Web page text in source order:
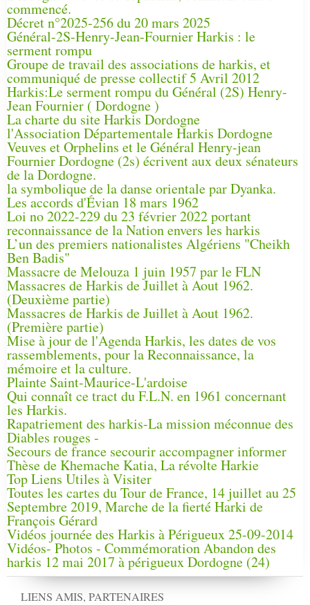
commencé.
Décret n°2025-256 du 20 mars 2025
Général-2S-Henry-Jean-Fournier Harkis : le
serment rompu
Groupe de travail des associations de harkis, et
communiqué de presse collectif 5 Avril 2012
Harkis:Le serment rompu du Général (2S) Henry-
Jean Fournier ( Dordogne )
La charte du site Harkis Dordogne
l'Association Départementale Harkis Dordogne
Veuves et Orphelins et le Général Henry-jean
Fournier Dordogne (2s) écrivent aux deux sénateurs
de la Dordogne.
la symbolique de la danse orientale par Dyanka.
Les accords d'Évian 18 mars 1962
Loi no 2022-229 du 23 février 2022 portant
reconnaissance de la Nation envers les harkis
L’un des premiers nationalistes Algériens "Cheikh
Ben Badis"
Massacre de Melouza 1 juin 1957 par le FLN
Massacres de Harkis de Juillet à Aout 1962.
(Deuxième partie)
Massacres de Harkis de Juillet à Aout 1962.
(Première partie)
Mise à jour de l'Agenda Harkis, les dates de vos
rassemblements, pour la Reconnaissance, la
mémoire et la culture.
Plainte Saint-Maurice-L'ardoise
Qui connaît ce tract du F.L.N. en 1961 concernant
les Harkis.
Rapatriement des harkis-La mission méconnue des
Diables rouges -
Secours de france secourir accompagner informer
Thèse de Khemache Katia, La révolte Harkie
Top Liens Utiles à Visiter
Toutes les cartes du Tour de France, 14 juillet au 25
Septembre 2019, Marche de la fierté Harki de
François Gérard
Vidéos journée des Harkis à Périgueux 25-09-2014
Vidéos- Photos - Commémoration Abandon des
harkis 12 mai 2017 à périgueux Dordogne (24)
LIENS AMIS, PARTENAIRES